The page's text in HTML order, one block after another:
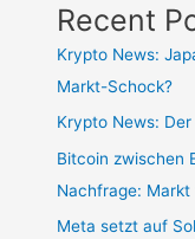
Recent
Krypto News:
Markt-Schock?
Krypto News:
Bitcoin zwischen
Nachfrage:
Meta setzt auf